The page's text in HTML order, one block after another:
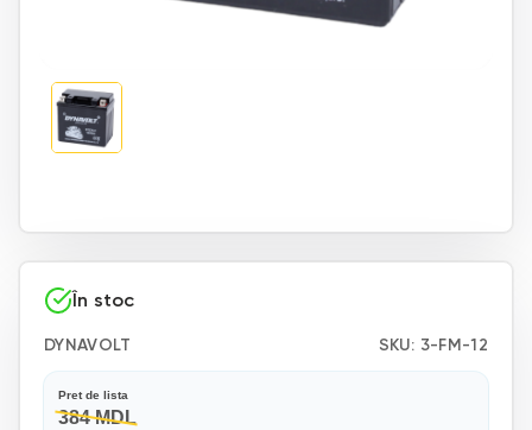
În stoc
DYNAVOLT SKU: 3-FM-12
Pret de lista
384 MDL